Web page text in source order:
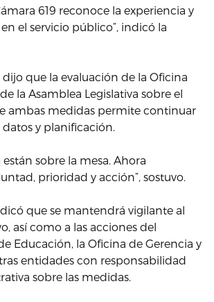
619 reconoce la experiencia y
el servicio público”, indicó la
que la evaluación de la Oficina
la Asamblea Legislativa sobre el
ambas medidas permite continuar
y planificación.
están sobre la mesa. Ahora
prioridad y acción”, sostuvo.
que se mantendrá vigilante al
así como a las acciones del
Educación, la Oficina de Gerencia y
entidades con responsabilidad
sobre las medidas.